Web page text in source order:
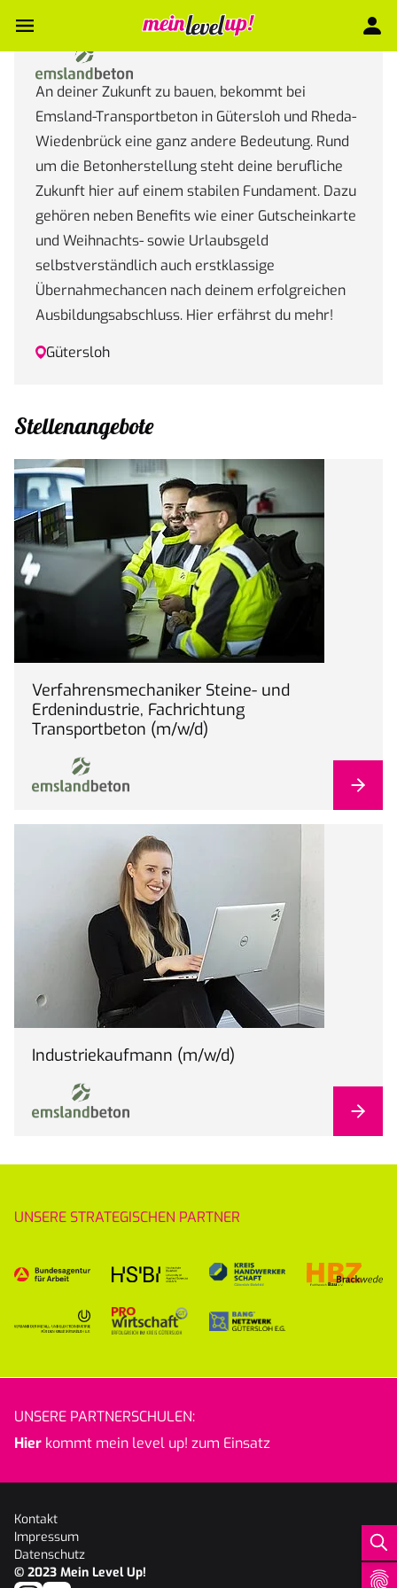
An deiner Zukunft zu bauen, bekommt bei
Emsland-Transportbeton in Gütersloh und Rheda-
Wiedenbrück eine ganz andere Bedeutung. Rund
um die Betonherstellung steht deine berufliche
Zukunft hier auf einem stabilen Fundament. Dazu
gehören neben Benefits wie einer Gutscheinkarte
und Weihnachts- sowie Urlaubsgeld
selbstverständlich auch erstklassige
Übernahmechancen nach deinem erfolgreichen
Ausbildungsabschluss. Hier erfährst du mehr!
Gütersloh
Stellenangebote
Verfahrensmechaniker Steine- und
Erdenindustrie, Fachrichtung
Transportbeton (m/w/d)
Industriekaufmann (m/w/d)
UNSERE STRATEGISCHEN PARTNER
UNSERE PARTNERSCHULEN:
Hier kommt mein level up! zum Einsatz
Kontakt
Impressum
Datenschutz
© 2023 Mein Level Up!